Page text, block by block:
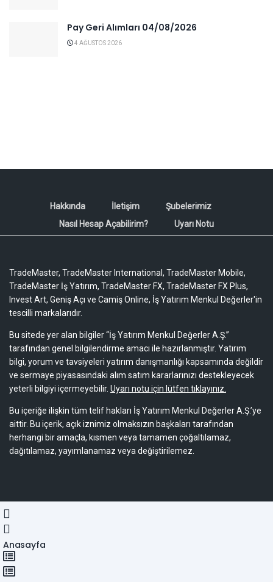
Pay Geri Alımları 04/08/2026
4 AĞUSTOS 2026
Hakkında İletişim
Şubelerimiz
Nasıl Hesap Açabilirim?
Uyarı Notu
TradeMaster, TradeMaster International, TradeMaster Mobile,
TradeMaster İş Yatırım, TradeMaster FX, TradeMaster FX Plus,
Invest Art, Geniş Açı ve Camiş Online, İş Yatırım Menkul Değerler'in
tescilli markalarıdır.
Bu sitede yer alan bilgiler “İş Yatırım Menkul Değerler A.Ş.”
tarafından genel bilgilendirme amacı ile hazırlanmıştır. Yatırım
bilgi, yorum ve tavsiyeleri yatırım danışmanlığı kapsamında değildir
ve sermaye piyasasındaki alım satım kararlarınızı destekleyecek
yeterli bilgiyi içermeyebilir. Uyarı notu için lütfen tıklayınız.
Bu içeriğe ilişkin tüm telif hakları İş Yatırım Menkul Değerler A.Ş.’ye
aittir. Bu içerik, açık iznimiz olmaksızın başkaları tarafından
herhangi bir amaçla, kısmen veya tamamen çoğaltılamaz,
dağıtılamaz, yayımlanamaz veya değiştirilemez.
Anasayfa